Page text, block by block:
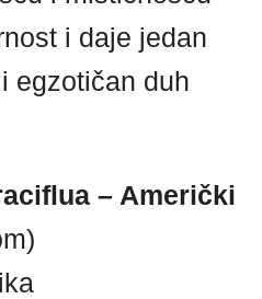
i daje jedan
egzotičan duh
– Američki